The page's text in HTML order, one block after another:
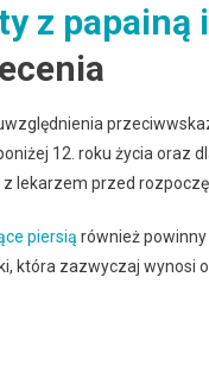
z papainą i
12. roku życia oraz
lekarzem przed
piersią również
która zazwyczaj wynosi